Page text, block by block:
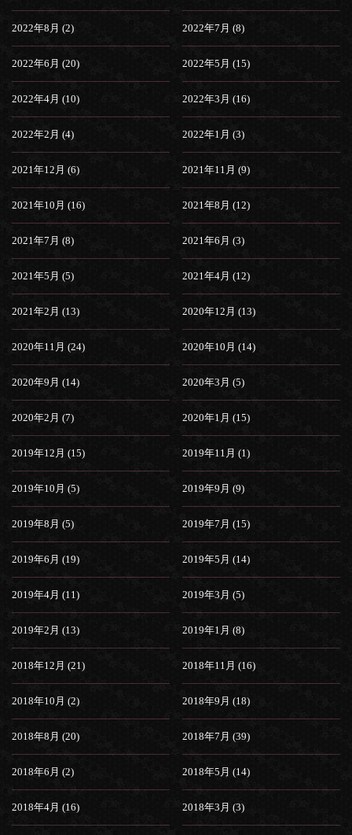
2022年8月 (2) 2022年7月 (8)
2022年6月 (20) 2022年5月 (15)
2022年4月 (10) 2022年3月 (16)
2022年2月 (4) 2022年1月 (3)
2021年12月 (6) 2021年11月 (9)
2021年10月 (16) 2021年8月 (12)
2021年7月 (8) 2021年6月 (3)
2021年5月 (5) 2021年4月 (12)
2021年2月 (13) 2020年12月 (13)
2020年11月 (24) 2020年10月 (14)
2020年9月 (14) 2020年3月 (5)
2020年2月 (7) 2020年1月 (15)
2019年12月 (15) 2019年11月 (1)
2019年10月 (5) 2019年9月 (9)
2019年8月 (5) 2019年7月 (15)
2019年6月 (19) 2019年5月 (14)
2019年4月 (11) 2019年3月 (5)
2019年2月 (13) 2019年1月 (8)
2018年12月 (21) 2018年11月 (16)
2018年10月 (2) 2018年9月 (18)
2018年8月 (20) 2018年7月 (39)
2018年6月 (2) 2018年5月 (14)
2018年4月 (16) 2018年3月 (3)